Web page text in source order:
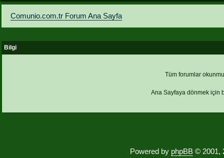
Comunio.com.tr Forum Ana Sayfa
Bilgi
Tüm forumlar
Ana Sayfaya dönmek için
Powered by phpBB © 2001,